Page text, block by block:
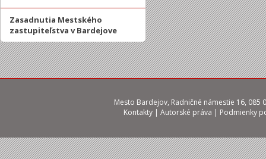
Zasadnutia Mestského
zastupiteľstva v Bardejove
Mesto Bardejov, Radničné námestie 16, 085
Kontakty | Autorské práva | Podmienky